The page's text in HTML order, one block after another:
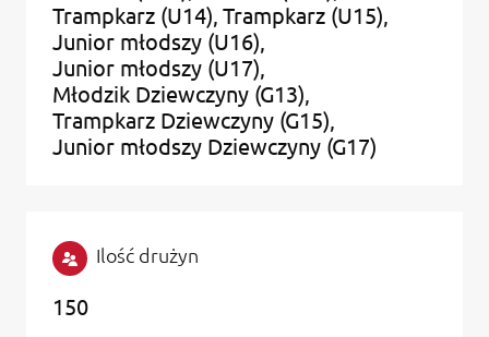
Trampkarz (U14) Trampkarz (U15)
Junior młodszy (U16)
Junior młodszy (U17)
Młodzik Dziewczyny (G13)
Trampkarz Dziewczyny (G15)
Junior młodszy Dziewczyny (G17)
Ilość drużyn
150